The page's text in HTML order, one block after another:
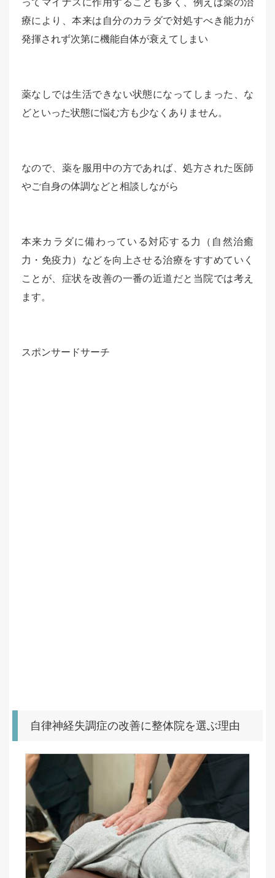
ってマイナスに作用することも多く、例えば薬の治
療により、本来は自分のカラダで対処すべき能力が
発揮されず次第に機能自体が衰えてしまい
薬なしでは生活できない状態になってしまった、な
どといった状態に悩む方も少なくありません。
なので、薬を服用中の方であれば、処方された医師
やご自身の体調などと相談しながら
本来カラダに備わっている対応する力（自然治癒
力・免疫力）などを向上させる治療をすすめていく
ことが、症状を改善の一番の近道だと当院では考え
ます。
スポンサードサーチ
自律神経失調症の改善に整体院を選ぶ理由